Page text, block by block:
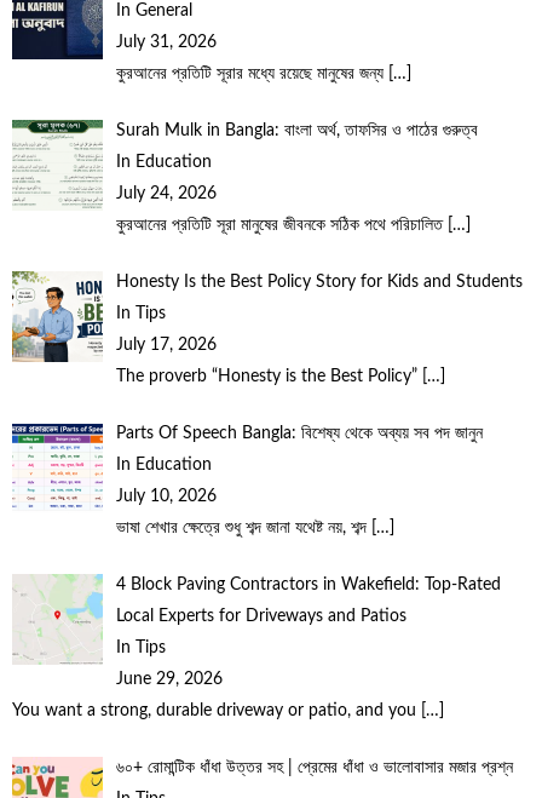
In General
July 31, 2026
কুরআনের প্রতিটি সূরার মধ্যে রয়েছে মানুষের জন্য
[…]
Surah Mulk in Bangla: বাংলা অর্থ, তাফসির ও পাঠের গুরুত্ব
In Education
July 24, 2026
কুরআনের প্রতিটি সূরা মানুষের জীবনকে সঠিক পথে পরিচালিত […]
Honesty Is the Best Policy Story for Kids and Students
In Tips
July 17, 2026
The proverb “Honesty is the Best Policy”
[…]
Parts Of Speech Bangla: বিশেষ্য থেকে অব্যয় সব পদ জানুন
In Education
July 10, 2026
ভাষা শেখার ক্ষেত্রে শুধু শব্দ জানা যথেষ্ট নয়, শব্দ
[…]
4 Block Paving Contractors in Wakefield: Top-Rated
Local Experts for Driveways and Patios
In Tips
June 29, 2026
You want a strong, durable driveway or patio, and you
[…]
৬০+ রোমান্টিক ধাঁধা উত্তর সহ | প্রেমের ধাঁধা ও ভালোবাসার মজার প্রশ্ন